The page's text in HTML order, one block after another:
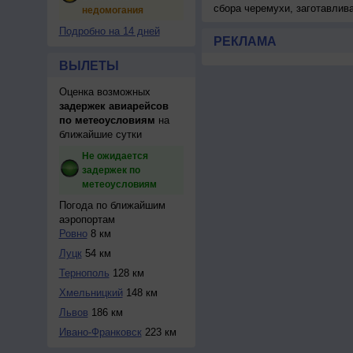
недомогания
Подробно на 14 дней
ВЫЛЕТЫ
Оценка возможных
задержек авиарейсов
по метеоусловиям на
ближайшие сутки
Не ожидается
задержек по
метеоусловиям
Погода по ближайшим
аэропортам
Ровно8 км
Луцк54 км
Тернополь 128 км
Хмельницкий 148 км
Львов 186 км
Ивано-Франковск223 км
сбора черемухи,
РЕКЛАМА